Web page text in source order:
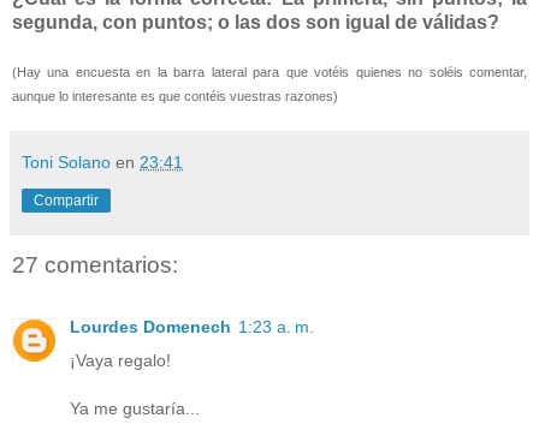
segunda, con puntos; o las dos son igual de válidas?
(Hay una encuesta en la barra lateral para que votéis quienes no soléis comentar,
aunque lo interesante es que contéis vuestras razones)
Toni Solano en 23:41
Compartir
27 comentarios:
Lourdes Domenech 1:23 a. m.
¡Vaya regalo!
Ya me gustaría...